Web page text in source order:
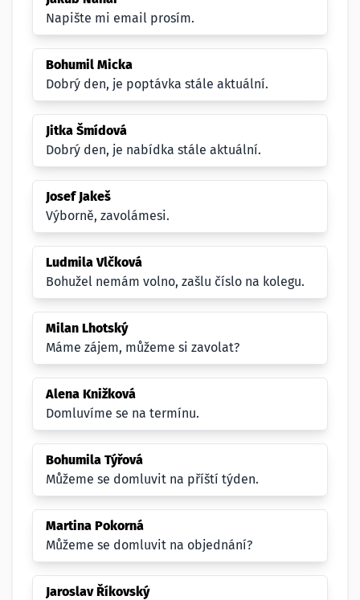
Napište mi email prosím.
Bohumil Micka
Dobrý den, je poptávka stále aktuální.
Jitka Šmídová
Dobrý den, je nabídka stále aktuální.
Josef Jakeš
Výborně, zavolámesi.
Ludmila Vlčková
Bohužel nemám volno, zašlu číslo na kolegu.
Milan Lhotský
Máme zájem, můžeme si zavolat?
Alena Knižková
Domluvíme se na termínu.
Bohumila Týřová
Můžeme se domluvit na příští týden.
Martina Pokorná
Můžeme se domluvit na objednání?
Jaroslav Říkovský